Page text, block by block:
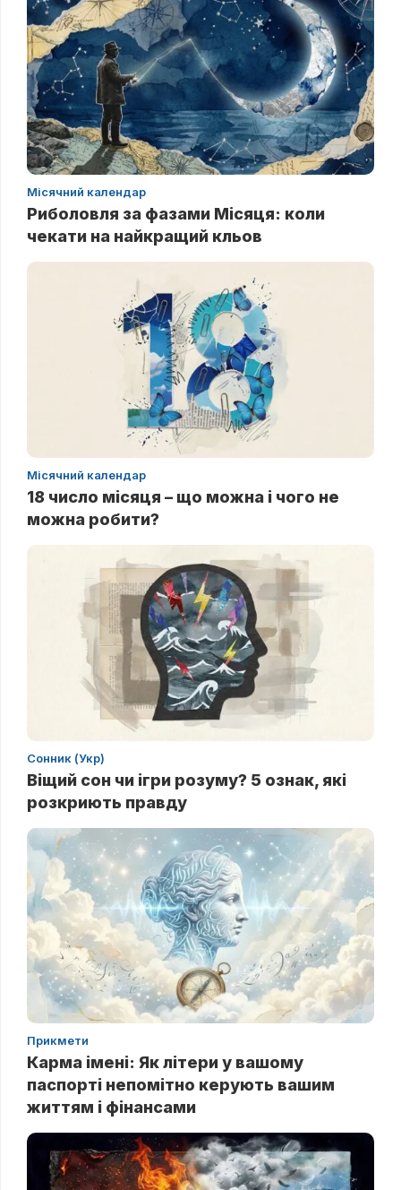
Місячний календар
Риболовля за фазами Місяця: коли
чекати на найкращий кльов
Місячний календар
18 число місяця – що можна і чого не
можна робити?
Сонник (Укр)
Віщий сон чи ігри розуму? 5 ознак, які
розкриють правду
Прикмети
Карма імені: Як літери у вашому
паспорті непомітно керують вашим
життям і фінансами